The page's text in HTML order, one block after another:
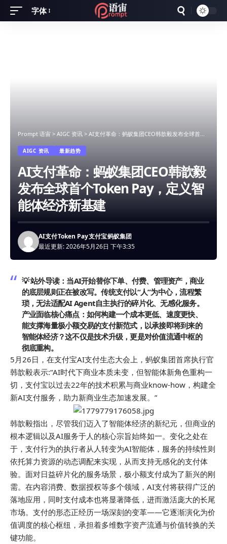
Font
字体
Prompt 语宙 > AIGC 资讯 > AI支付革命：蚂蚁集团CEO韩歆毅发布全球首个Token Pay，定义智能体经济新基建
AIGC 资讯 最新趋势
AI支付革命：蚂蚁集团CEO韩歆毅
发布全球首个Token Pay，定义智
能体经济新基建
最近更新: 2026年5月26日 下午3:35
AI支付Token Pay支付宝蚂蚁集团
💡 站外导读： 当AI开始替你下单、付费、管理资产，商业
的底层规则正在被改写。传统支付以“人”为中心，流程繁
琐，无法适配AI Agent自主执行的碎片化、无感化服务。
产业面临核心痛点：如何构建一个成本更低、速度更快、
能支撑海量极小额交易的支付新范式，以承接即将到来的
智能体经济？这不仅是技术升级，更是对价值流通中枢的
彻底重构。
5月26日，在支付宝AI支付生态大会上，蚂蚁集团首席执行官
韩歆毅表示:“AI时代下商业本质未变，但智能体新角色重构一
切，支付宝以过去22年的技术积累与商业know-how，构建全
新AI支付服务，助力新商业生态加速发展。”
韩歆毅指出，尽管我们迈入了智能体经济的新纪元，但商业的
根本逻辑以及AI服务于人的核心宗旨始终如一。变化之处在
于，支付行为的执行者从人转变为AI智能体，服务的持续性则
依托算力资源的动态调配来实现，从而支持无感化的支付体
验。面对日益碎片化的服务场景，极小额支付成为了新兴的刚
需。在内容消费、数据授权等多个领域，AI支付将获得广泛的
落地应用，同时支付成本也将显著降低，进而激活庞大的长尾
市场。支付的形态正经历一场深刻的变革——它逐渐演化为价
值调度的核心枢纽，承担着多维数字资产流通与价值转换的关
键功能。